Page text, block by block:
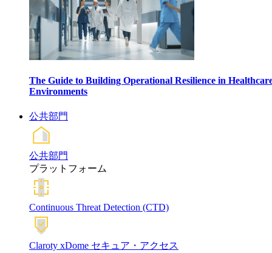
The Guide to Building Operational Resilience in
Environments
公共部門
公共部門
プラットフォーム
Continuous Threat Detection (CTD)
Claroty xDome セキュア・アクセス